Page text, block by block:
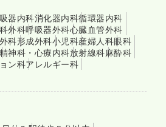
器内科消化器内科循環器内科
外科呼吸器外科心臓血管外科
科形成外科小児科産婦人科眼科
精神科・心療内科放射線科麻酔科
ン科アレルギー科